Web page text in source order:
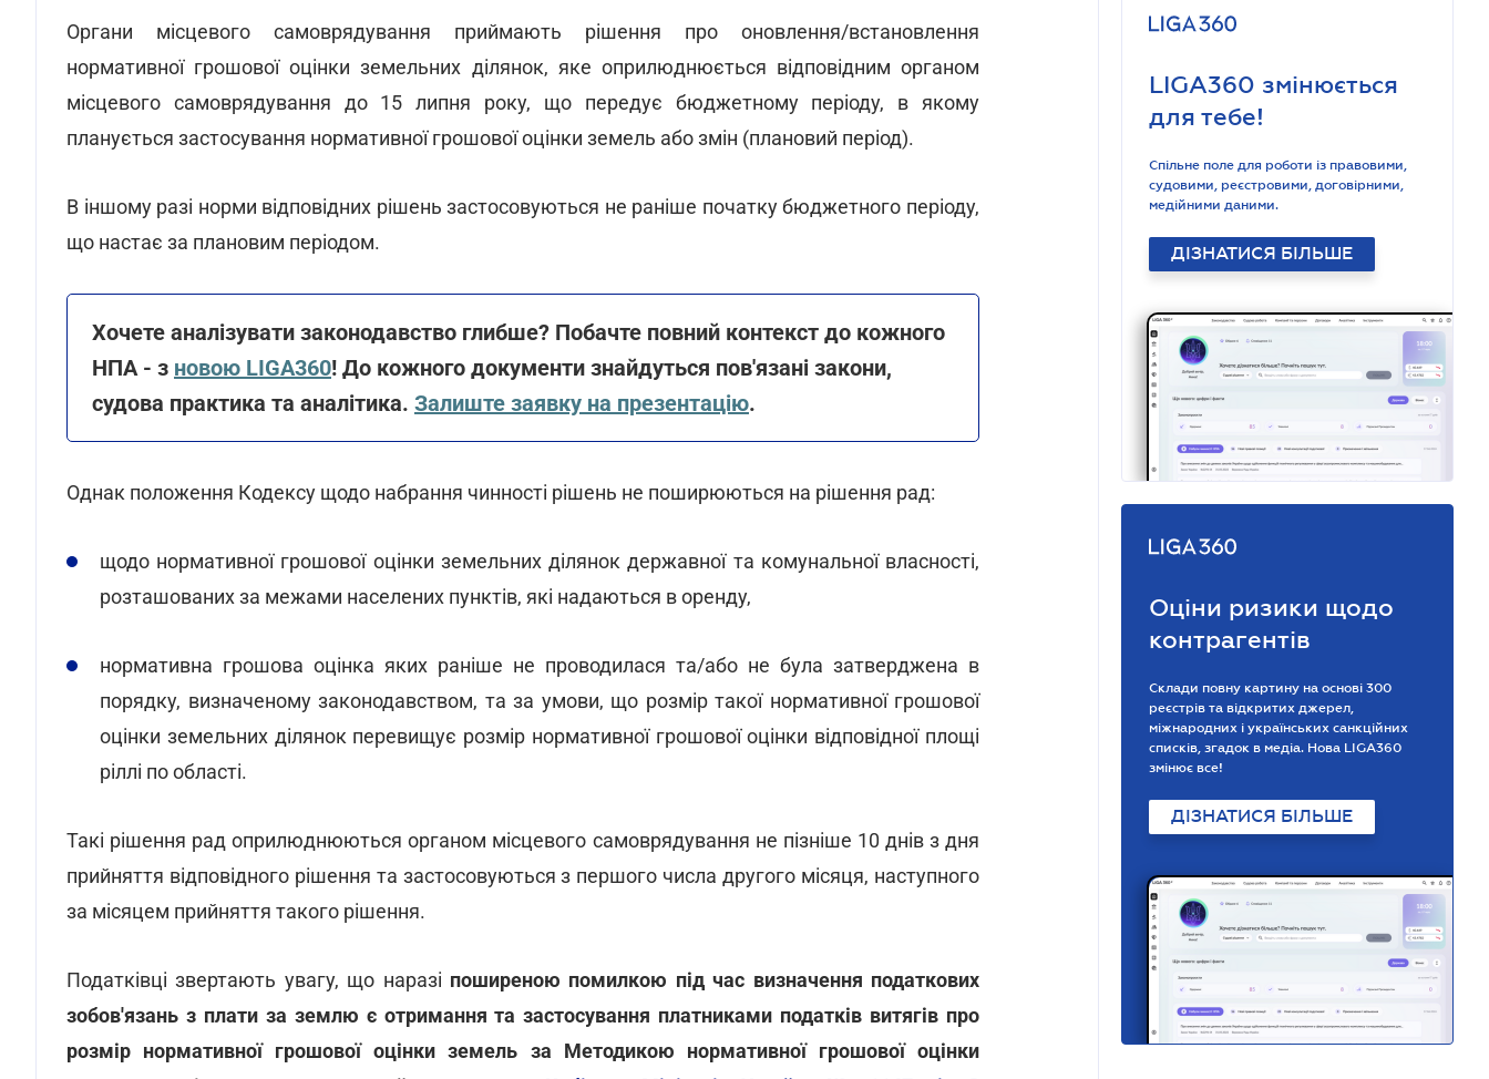
Органи місцевого самоврядування приймають рішення про оновлення/встановлення
нормативної грошової оцінки земельних ділянок, яке оприлюднюється відповідним органом
місцевого самоврядування до 15 липня року, що передує бюджетному періоду, в якому
планується застосування нормативної грошової оцінки земель або змін (плановий період).
В іншому разі норми відповідних рішень застосовуються не раніше початку бюджетного періоду,
що настає за плановим періодом.
Хочете аналізувати законодавство глибше? Побачте повний контекст до кожного
НПА - з новою LIGA360! До кожного документи знайдуться пов'язані закони,
судова практика та аналітика. Залиште заявку на презентацію.
Однак положення Кодексу щодо набрання чинності рішень не поширюються на рішення рад:
щодо нормативної грошової оцінки земельних ділянок державної та комунальної власності,
розташованих за межами населених пунктів, які надаються в оренду,
нормативна грошова оцінка яких раніше не проводилася та/або не була затверджена в
порядку, визначеному законодавством, та за умови, що розмір такої нормативної грошової
оцінки земельних ділянок перевищує розмір нормативної грошової оцінки відповідної площі
ріллі по області.
Такі рішення рад оприлюднюються органом місцевого самоврядування не пізніше 10 днів з дня
прийняття відповідного рішення та застосовуються з першого числа другого місяця, наступного
за місяцем прийняття такого рішення.
Податківці звертають увагу, що наразі поширеною помилкою під час визначення податкових
зобов'язань з плати за землю є отримання та застосування платниками податків витягів про
розмір нормативної грошової оцінки земель за Методикою нормативної грошової оцінки
LIGA360 змінюється
для тебе!
Спільне поле для роботи із правовими,
судовими, реєстровими, договірними,
медійними даними.
ДІЗНАТИСЯ БІЛЬШЕ
Оціни ризики щодо
контрагентів
Склади повну картину на основі 300
реєстрів та відкритих джерел,
міжнародних і українських санкційних
списків, згадок в медіа. Нова LIGA360
змінює все!
ДІЗНАТИСЯ БІЛЬШЕ